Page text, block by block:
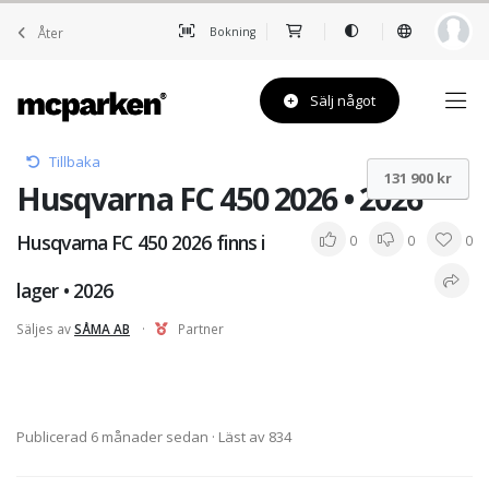
Åter Bokning
Sälj något
Tillbaka
Husqvarna FC 450 2026 • 2026
Husqvarna FC 450 2026 finns i
lager • 2026
0 0 0
Säljes avSÅMA AB · Partner
131 900 kr
Publicerad 6 månader sedan · Läst av 834